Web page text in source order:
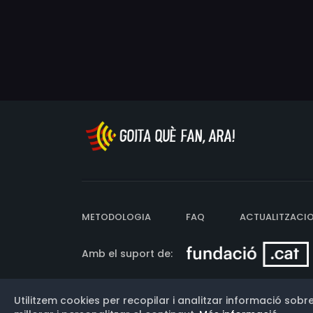
METODOLOGIA FAQ
Amb el suport de:
Versió: 3.13.0.202607011342
Utilitzem cookies per recopilar i analitzar informació